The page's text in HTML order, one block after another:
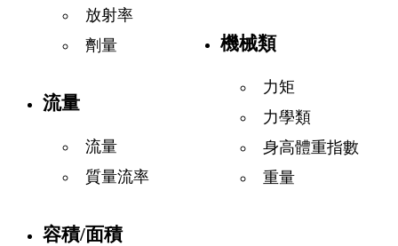
放射率
劑量
流量
流量
質量流率
容積/面積
機械類
力矩
力學類
身高體重指數
重量